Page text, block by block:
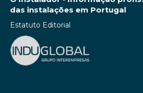
das instalações em Portugal
Estatuto Editorial